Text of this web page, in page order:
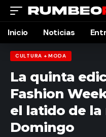
Inicio Noticias
CULTURA + MODA
La quinta
Fashion
el latido de la
Domingo